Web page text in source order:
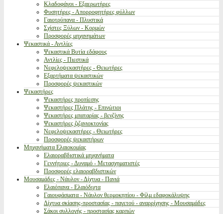
Κλαδοφάγοι - Εξαερωτήρες
Φυσητήρες - Απορροφητήρες φύλλων
Γαιοτρύπανα - Πλυστικά
Σχίστες Ξύλων - Κορμών
Προσφορές μηχανημάτων
Ψεκαστικά - Αντλίες
Ψεκαστικά Βυτία εδάφους
Αντλίες - Πιεστικά
Νεφελοψεκαστήρες - Θειωτήρες
Εξαρτήματα ψεκαστικών
Προσφορές ψεκαστικών
Ψεκαστήρες
Ψεκαστήρες προπίεσης
Ψεκαστήρες Πλάτης - Επινώτιοι
Ψεκαστήρες μπαταρίας - βενζίνης
Ψεκαστήρες ζιζανιοκτονίας
Νεφελοψεκαστήρες - Θειωτήρες
Προσφορές ψεκαστήρων
Μηχανήματα Ελαιοκομίας
Ελαιοραβδιστικά μηχανήματα
Γεννήτριες - Δυναμό - Μετασχηματιστές
Προσφορές ελαιοραβδιστικών
Μουσαμάδες - Νάυλον - Δίχτυα - Πανιά
Ελαιόπανα - Ελαιόδιχτα
Γαιουφάσματα - Νάυλον θερμοκηπίου - Φίλμ εδαφοκάλυψης
Δίχτυα σκίασης-προστασίας - παγετού - αναρρίχησης - Μουσαμάδες
Σάκοι συλλογής - προστασίας καρπών